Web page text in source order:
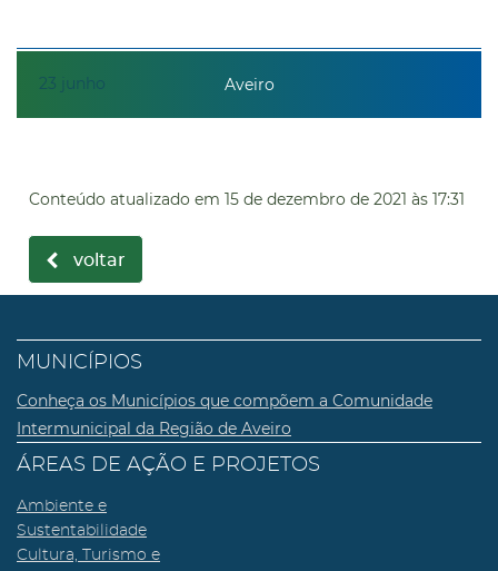
23 junho Aveiro
Conteúdo atualizado em 15 de dezembro de 2021 às 17:31
voltar
MUNICÍPIOS
Conheça os Municípios que compõem a Comunidade
Intermunicipal da Região de Aveiro
ÁREAS DE AÇÃO E PROJETOS
Ambiente e
Sustentabilidade
Cultura, Turismo e